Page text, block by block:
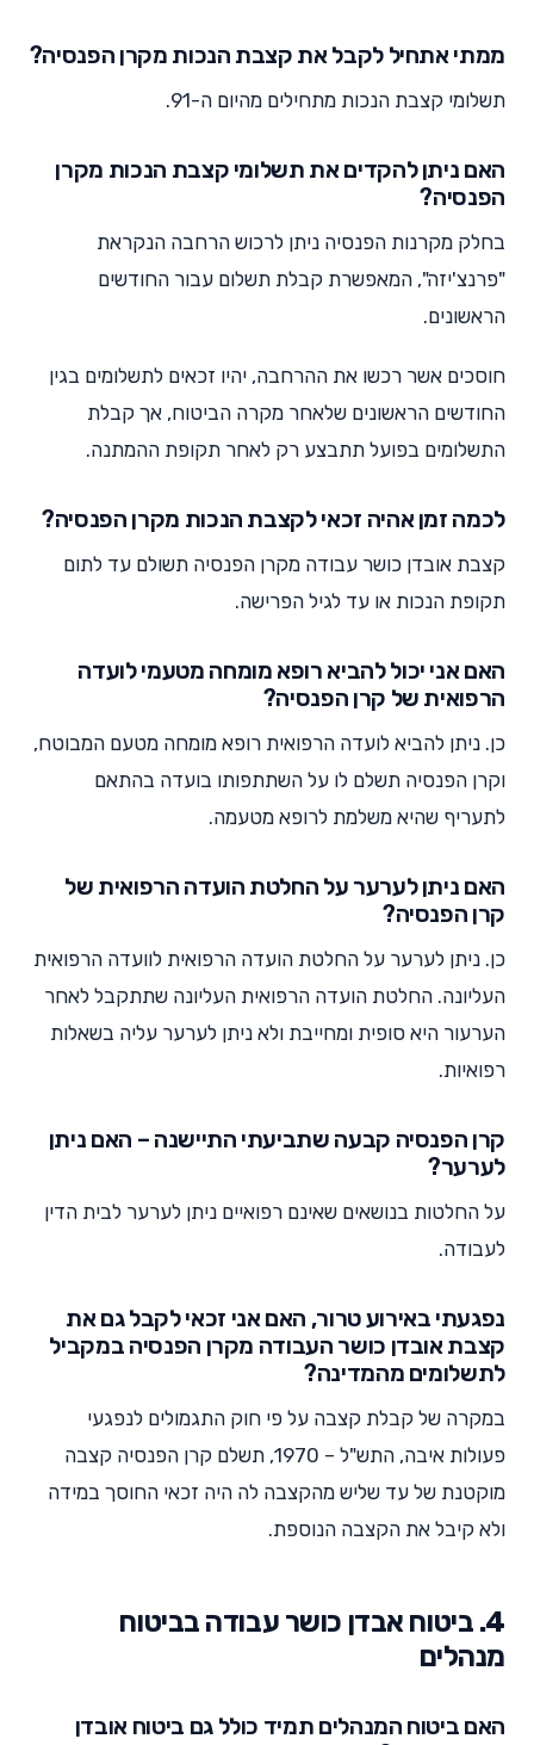
ממתי אתחיל לקבל את קצבת הנכות מקרן הפנסיה?
תשלומי קצבת הנכות מתחילים מהיום ה-91.
האם ניתן להקדים את תשלומי קצבת הנכות מקרן
הפנסיה?
בחלק מקרנות הפנסיה ניתן לרכוש הרחבה הנקראת
"פרנצ'יזה", המאפשרת קבלת תשלום עבור החודשים
הראשונים.
חוסכים אשר רכשו את ההרחבה, יהיו זכאים לתשלומים בגין
החודשים הראשונים שלאחר מקרה הביטוח, אך קבלת
התשלומים בפועל תתבצע רק לאחר תקופת ההמתנה.
לכמה זמן אהיה זכאי לקצבת הנכות מקרן הפנסיה?
קצבת אובדן כושר עבודה מקרן הפנסיה תשולם עד לתום
תקופת הנכות או עד לגיל הפרישה.
האם אני יכול להביא רופא מומחה מטעמי לועדה
הרפואית של קרן הפנסיה?
כן. ניתן להביא לועדה הרפואית רופא מומחה מטעם המבוטח,
וקרן הפנסיה תשלם לו על השתתפותו בועדה בהתאם
לתעריף שהיא משלמת לרופא מטעמה.
האם ניתן לערער על החלטת הועדה הרפואית של
קרן הפנסיה?
כן. ניתן לערער על החלטת הועדה הרפואית לוועדה הרפואית
העליונה. החלטת הועדה הרפואית העליונה שתתקבל לאחר
הערעור היא סופית ומחייבת ולא ניתן לערער עליה בשאלות
רפואיות.
קרן הפנסיה קבעה שתביעתי התיישנה – האם ניתן
לערער?
על החלטות בנושאים שאינם רפואיים ניתן לערער לבית הדין
לעבודה.
נפגעתי באירוע טרור, האם אני זכאי לקבל גם את
קצבת אובדן כושר העבודה מקרן הפנסיה במקביל
לתשלומים מהמדינה?
במקרה של קבלת קצבה על פי חוק התגמולים לנפגעי
פעולות איבה, התש"ל – 1970, תשלם קרן הפנסיה קצבה
מוקטנת של עד שליש מהקצבה לה היה זכאי החוסך במידה
ולא קיבל את הקצבה הנוספת.
4. ביטוח אבדן כושר עבודה בביטוח
מנהלים
האם ביטוח המנהלים תמיד כולל גם ביטוח אובדן